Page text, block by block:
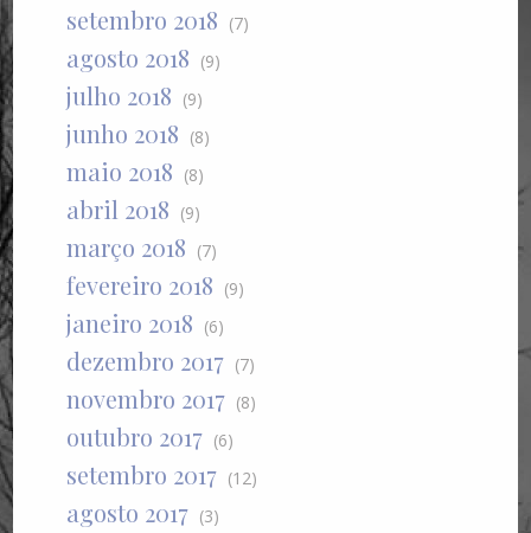
setembro 2018 (7)
agosto 2018 (9)
julho 2018 (9)
junho 2018 (8)
maio 2018 (8)
abril 2018 (9)
março 2018 (7)
fevereiro 2018 (9)
janeiro 2018 (6)
dezembro 2017 (7)
novembro 2017 (8)
outubro 2017 (6)
setembro 2017 (12)
agosto 2017 (3)